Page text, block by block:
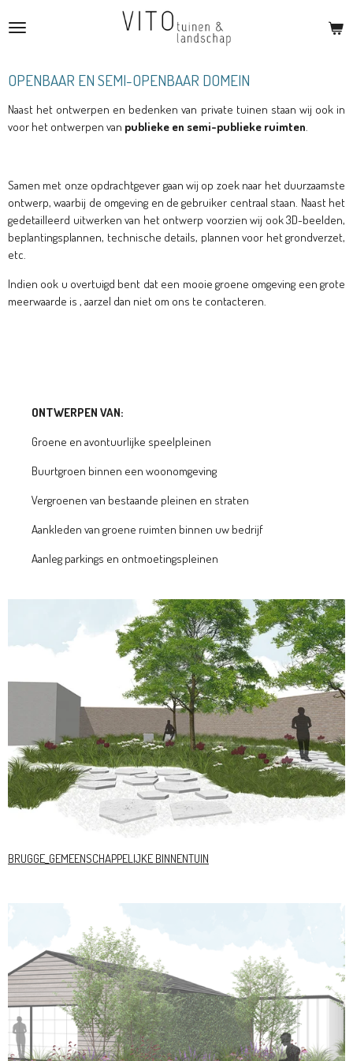
direct
hoofdinhoud
OPENBAAR EN SEMI-OPENBAAR DOMEIN
Naast het ontwerpen en bedenken van private tuinen staan wij ook in
voor het ontwerpen van publieke en semi-publieke ruimten.
Samen met onze opdrachtgever gaan wij op zoek naar het duurzaamste
ontwerp, waarbij de omgeving en de gebruiker centraal staan. Naast het
gedetailleerd uitwerken van het ontwerp voorzien wij ook 3D-beelden,
beplantingsplannen, technische details, plannen voor het grondverzet,
etc.
Indien ook u overtuigd bent dat een mooie groene omgeving een grote
meerwaarde is , aarzel dan niet om ons te contacteren.
ONTWERPEN VAN:
Groene en avontuurlijke speelpleinen
Buurtgroen binnen een woonomgeving
Vergroenen van bestaande pleinen en straten
Aankleden van groene ruimten binnen uw bedrijf
Aanleg parkings en ontmoetingspleinen
BRUGGE_GEMEENSCHAPPELIJKE BINNENTUIN